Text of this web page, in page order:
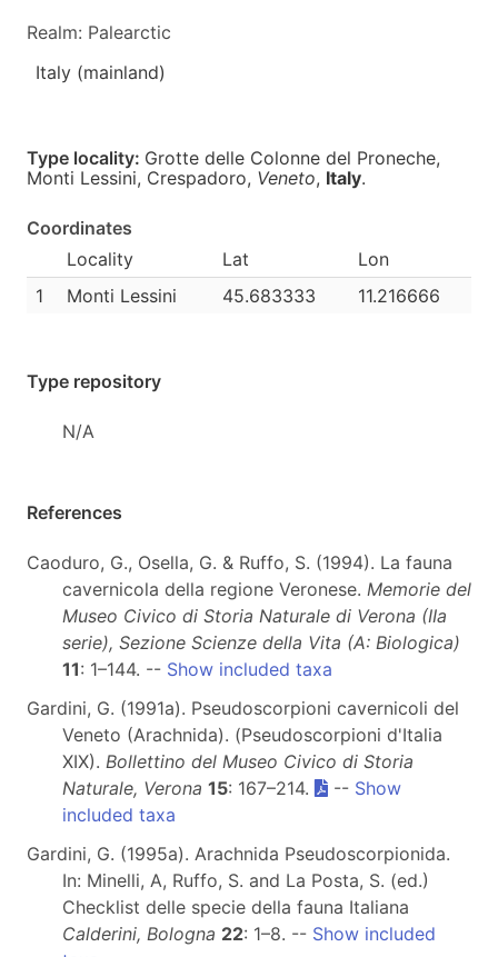
Realm: Palearctic
Italy (mainland)
Type locality: Grotte delle Colonne del Proneche,
Monti Lessini, Crespadoro, Veneto, Italy.
Coordinates
Locality
Lat
Lon
1
Monti Lessini 45.683333 11.216666
Type repository
N/A
References
Caoduro, G., Osella, G. & Ruffo, S. (1994). La fauna
cavernicola della regione Veronese. Memorie del
Museo Civico di Storia Naturale di Verona (IIa
serie), Sezione Scienze della Vita (A: Biologica)
11: 1–144. -- Show included taxa
Gardini, G. (1991a). Pseudoscorpioni cavernicoli del
Veneto (Arachnida). (Pseudoscorpioni d'Italia
XIX). Bollettino del Museo Civico di Storia
Naturale, Verona 15: 167–214. -- Show
included taxa
Gardini, G. (1995a). Arachnida Pseudoscorpionida.
In: Minelli, A, Ruffo, S. and La Posta, S. (ed.)
Checklist delle specie della fauna Italiana
Calderini, Bologna 22: 1–8. -- Show included